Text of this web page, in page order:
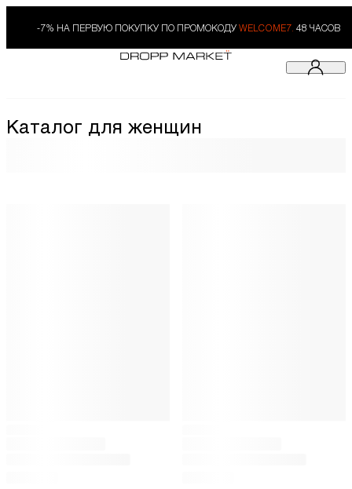
-7% НА ПЕРВУЮ ПОКУПКУ ПО ПРОМОКОДУ WELCOME7. 48 ЧАСОВ
Каталог для женщин